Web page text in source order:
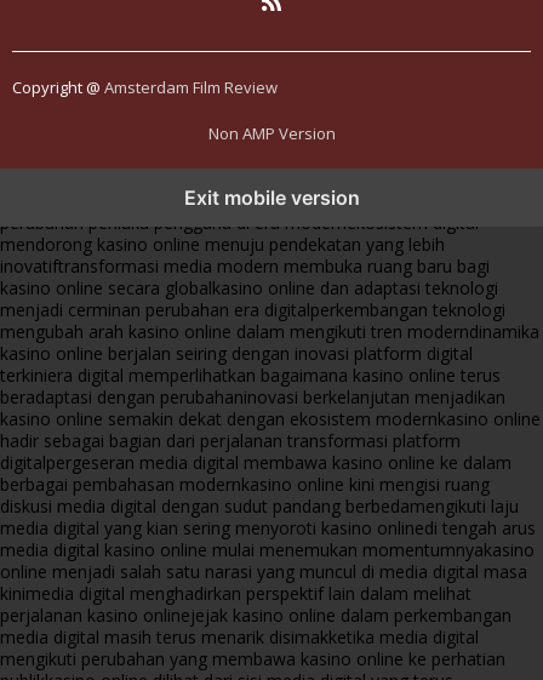
Copyright @ Amsterdam Film Review
Non AMP Version
Exit mobile version
perkembangan kasino online mencerminkan
perubahan perilaku pengguna di era modernekosistem digital
mendorong kasino online menuju pendekatan yang lebih
inovatiftransformasi media modern membuka ruang baru bagi
kasino online secara globalkasino online dan adaptasi teknologi
menjadi cerminan perubahan era digitalperkembangan teknologi
mengubah arah kasino online dalam mengikuti tren moderndinamika
kasino online berjalan seiring dengan inovasi platform digital
terkiniera digital memperlihatkan bagaimana kasino online terus
beradaptasi dengan perubahaninovasi berkelanjutan menjadikan
kasino online semakin dekat dengan ekosistem modernkasino online
hadir sebagai bagian dari perjalanan transformasi platform
digitalpergeseran media digital membawa kasino online ke dalam
berbagai pembahasan modernkasino online kini mengisi ruang
diskusi media digital dengan sudut pandang berbedamengikuti laju
media digital yang kian sering menyoroti kasino onlinedi tengah arus
media digital kasino online mulai menemukan momentumnyakasino
online menjadi salah satu narasi yang muncul di media digital masa
kinimedia digital menghadirkan perspektif lain dalam melihat
perjalanan kasino onlinejejak kasino online dalam perkembangan
media digital masih terus menarik disimakketika media digital
mengikuti perubahan yang membawa kasino online ke perhatian